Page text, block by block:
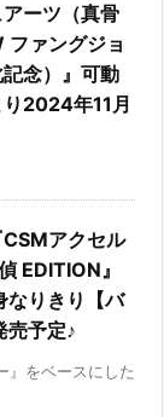
アーツ（真骨
ファングジョ
念）』可動
2024年11月
CSMアクセル
EDITION』
なりきり【バ
予定♪
』をベースにした